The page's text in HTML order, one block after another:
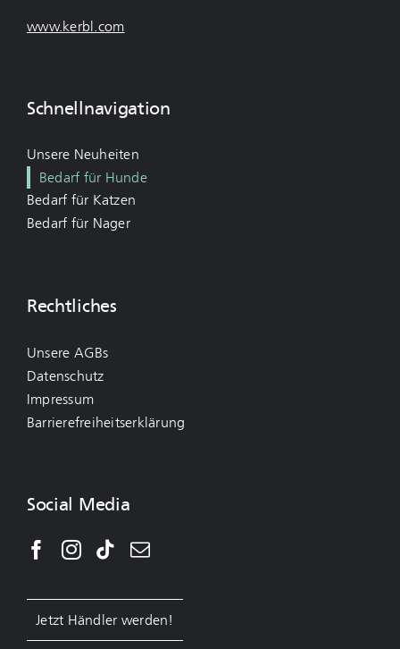
www.kerbl.com
Schnellnavigation
Unsere Neuheiten
Bedarf für Hunde
Bedarf für Katzen
Bedarf für Nager
Rechtliches
Unsere AGBs
Datenschutz
Impressum
Barrierefreiheitserklärung
Social Media
Jetzt Händler werden!